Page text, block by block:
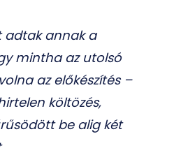
annak a
mintha az utolsó
az előkészítés –
költözés,
be alig két